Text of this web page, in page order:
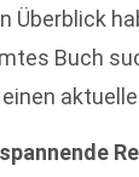
Überblick
Buch